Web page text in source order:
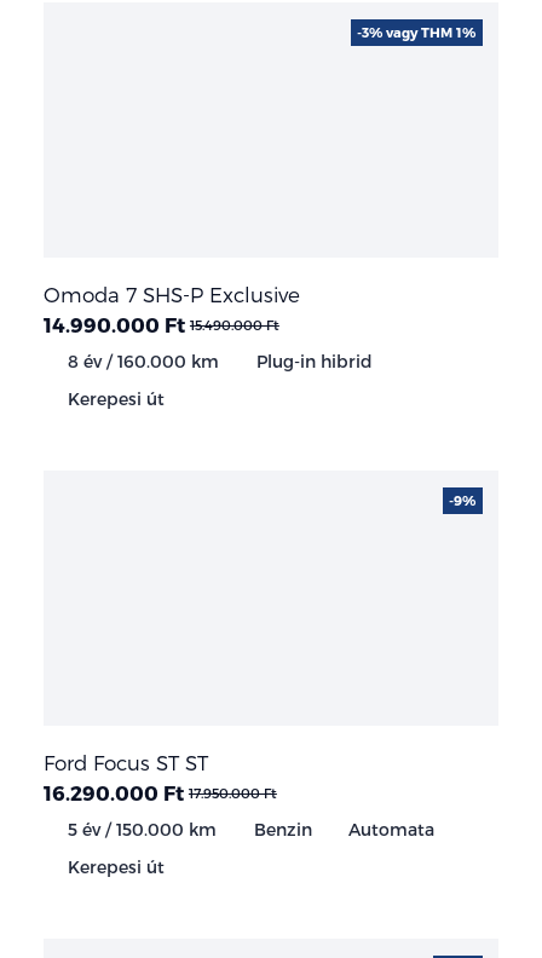
Omoda 7 SHS-P Exclusive
14.990.000 Ft 15.490.000 Ft
8 év / 160.000 km
Plug-in hibrid
Kerepesi út
-3% vagy THM 1%
Ford Focus ST ST
16.290.000 Ft 17.950.000 Ft
5 év / 150.000 km Benzin
Automata
Kerepesi út
-9%